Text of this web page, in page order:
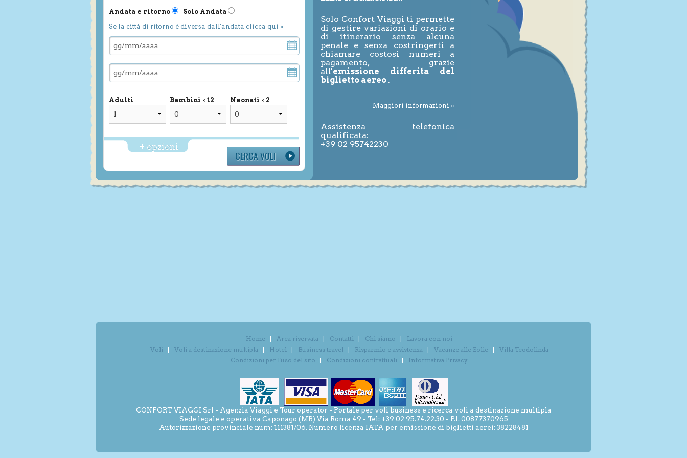
Andata e ritorno
Solo Andata
Se la città di ritorno è diversa dall'andata clicca qui »
Adulti Bambini < 12 Neonati < 2
+ opzioni
Solo Confort Viaggi ti permette
di gestire variazioni di orario e
di itinerario senza alcuna
penale e senza costringerti a
chiamare costosi numeri a
pagamento, grazie
all'emissione differita del
biglietto aereo .
Maggiori informazioni »
Assistenza telefonica
qualificata:
+39 02 95742230
Home Area riservata Contatti Chi siamo
Lavora con noi
Voli
Voli a destinazione multipla Hotel Business travel Risparmio e assistenza Vacanze alle Eolie
Villa Teodolinda
Condizioni per l'uso del sito
Condizioni contrattuali Informativa Privacy
CONFORT VIAGGI Srl - Agenzia Viaggi e Tour operator - Portale per voli business e ricerca voli a destinazione multipla
Sede legale e operativa Caponago (MB) Via Roma 49 - Tel: +39 02 95.74.22.30 - P.I. 00877370965
Autorizzazione provinciale num: 111381/06. Numero licenza IATA per emissione di biglietti aerei: 38228481